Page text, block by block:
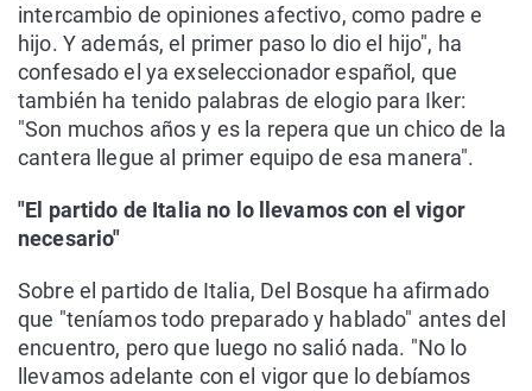
intercambio de opiniones afectivo, como padre e
hijo. Y además, el primer paso lo dio el hijo", ha
confesado el ya exseleccionador español, que
también ha tenido palabras de elogio para Iker:
"Son muchos años y es la repera que un chico de la
cantera llegue al primer equipo de esa manera".
"El partido de Italia no lo llevamos con el vigor
necesario"
Sobre el partido de Italia, Del Bosque ha afirmado
que "teníamos todo preparado y hablado" antes del
encuentro, pero que luego no salió nada. "No lo
llevamos adelante con el vigor que lo debíamos